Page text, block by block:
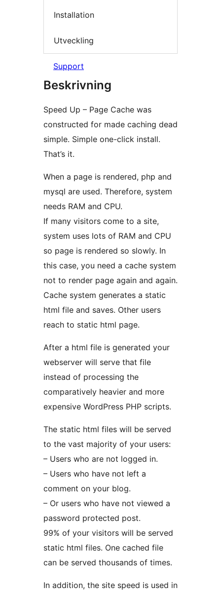
Installation
Utveckling
Support
Beskrivning
Speed Up – Page Cache was
constructed for made caching dead
simple. Simple one-click install.
That’s it.
When a page is rendered, php and
mysql are used. Therefore, system
needs RAM and CPU.
If many visitors come to a site,
system uses lots of RAM and CPU
so page is rendered so slowly. In
this case, you need a cache system
not to render page again and again.
Cache system generates a static
html file and saves. Other users
reach to static html page.
After a html file is generated your
webserver will serve that file
instead of processing the
comparatively heavier and more
expensive WordPress PHP scripts.
The static html files will be served
to the vast majority of your users:
– Users who are not logged in.
– Users who have not left a
comment on your blog.
– Or users who have not viewed a
password protected post.
99% of your visitors will be served
static html files. One cached file
can be served thousands of times.
In addition, the site speed is used in